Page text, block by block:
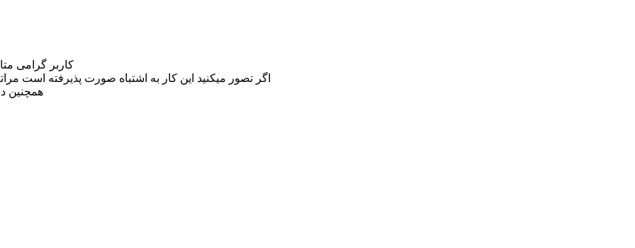
کاربر گرامی
اگر تصور میکنید این کار به اشتباه صورت پذیرفته است مراتب این مسئله را
همچنین